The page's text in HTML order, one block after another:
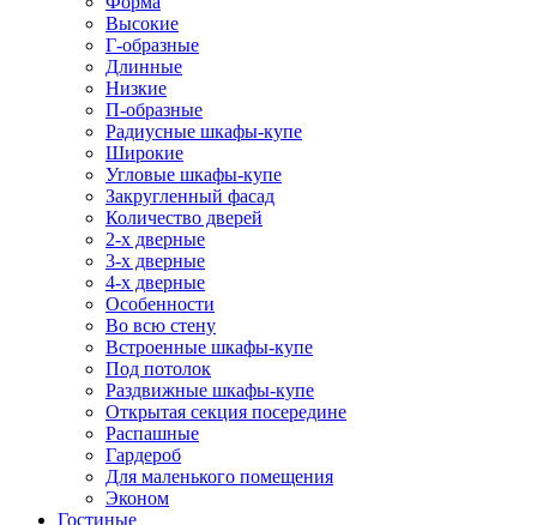
Высокие
Г-образные
Длинные
Низкие
П-образные
Радиусные шкафы-купе
Широкие
Угловые шкафы-купе
Закругленный фасад
Количество дверей
2-х дверные
3-х дверные
4-х дверные
Особенности
Во всю стену
Встроенные шкафы-купе
Под потолок
Раздвижные шкафы-купе
Открытая секция посередине
Распашные
Гардероб
Для маленького помещения
Эконом
Гостиные